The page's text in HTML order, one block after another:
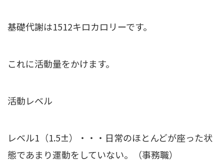
基礎代謝は1512キロカロリーです。
これに活動量をかけます。
活動レベル
レベル1（1.5±）・・・日常のほとんどが座った状
態であまり運動をしていない。（事務職）